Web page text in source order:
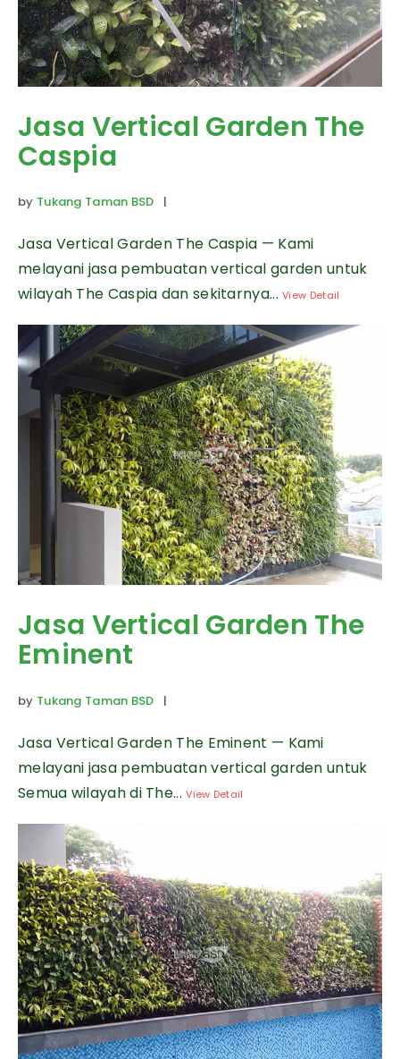
Jasa Vertical Garden The
Caspia
by Tukang Taman BSD |
Jasa Vertical Garden The Caspia — Kami
melayani jasa pembuatan vertical garden untuk
wilayah The Caspia dan sekitarnya...View Detail
Jasa Vertical Garden The
Eminent
by Tukang Taman BSD |
Jasa Vertical Garden The Eminent — Kami
melayani jasa pembuatan vertical garden untuk
Semua wilayah di The...View Detail